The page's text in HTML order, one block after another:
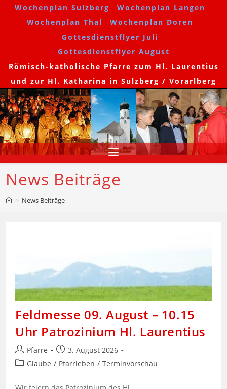
Wochenplan Sulzberg
Wochenplan Langen
Wochenplan Thal
Wochenplan Doren
Gottesdienstflyer Juli
Gottesdienstflyer August
Römisch-katholische Pfarre zum Hl. Laurentius
und zur Hl. Katharina in Sulzberg / Vorarlberg
News Beiträge
> News Beiträge
Feldmesse 09. August – 10.15
Uhr Patrozinium Hl. Laurentius
Beitrags-
Autor:
Pfarre
Beitrag
veröffentlicht:
3. August 2026
Beitrags-
Glaube / Pfarrleben / Terminvorschau